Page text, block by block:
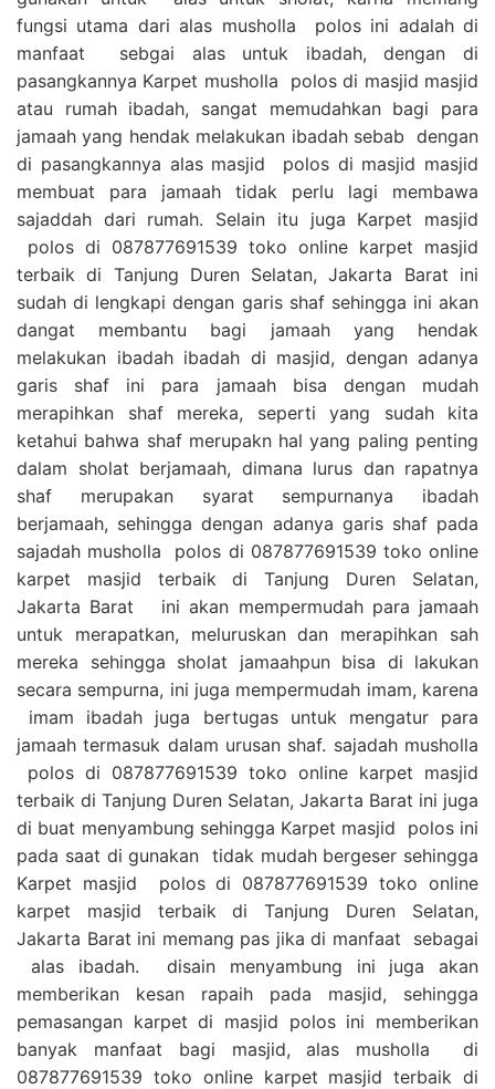
fungsi utama dari alas musholla polos ini adalah di
manfaat sebgai alas untuk ibadah, dengan di
pasangkannya Karpet musholla polos di masjid masjid
atau rumah ibadah, sangat memudahkan bagi para
jamaah yang hendak melakukan ibadah sebab dengan
di pasangkannya alas masjid polos di masjid masjid
membuat para jamaah tidak perlu lagi membawa
sajaddah dari rumah. Selain itu juga Karpet masjid
polos di 087877691539 toko online karpet masjid
terbaik di Tanjung Duren Selatan, Jakarta Barat ini
sudah di lengkapi dengan garis shaf sehingga ini akan
dangat membantu bagi jamaah yang hendak
melakukan ibadah ibadah di masjid, dengan adanya
garis shaf ini para jamaah bisa dengan mudah
merapihkan shaf mereka, seperti yang sudah kita
ketahui bahwa shaf merupakn hal yang paling penting
dalam sholat berjamaah, dimana lurus dan rapatnya
shaf merupakan syarat sempurnanya ibadah
berjamaah, sehingga dengan adanya garis shaf pada
sajadah musholla polos di 087877691539 toko online
karpet masjid terbaik di Tanjung Duren Selatan,
Jakarta Barat ini akan mempermudah para jamaah
untuk merapatkan, meluruskan dan merapihkan sah
mereka sehingga sholat jamaahpun bisa di lakukan
secara sempurna, ini juga mempermudah imam, karena
imam ibadah juga bertugas untuk mengatur para
jamaah termasuk dalam urusan shaf. sajadah musholla
polos di 087877691539 toko online karpet masjid
terbaik di Tanjung Duren Selatan, Jakarta Barat ini juga
di buat menyambung sehingga Karpet masjid polos ini
pada saat di gunakan tidak mudah bergeser sehingga
Karpet masjid polos di 087877691539 toko online
karpet masjid terbaik di Tanjung Duren Selatan,
Jakarta Barat ini memang pas jika di manfaat sebagai
alas ibadah. disain menyambung ini juga akan
memberikan kesan rapaih pada masjid, sehingga
pemasangan karpet di masjid polos ini memberikan
banyak manfaat bagi masjid, alas musholla di
087877691539 toko online karpet masjid terbaik di